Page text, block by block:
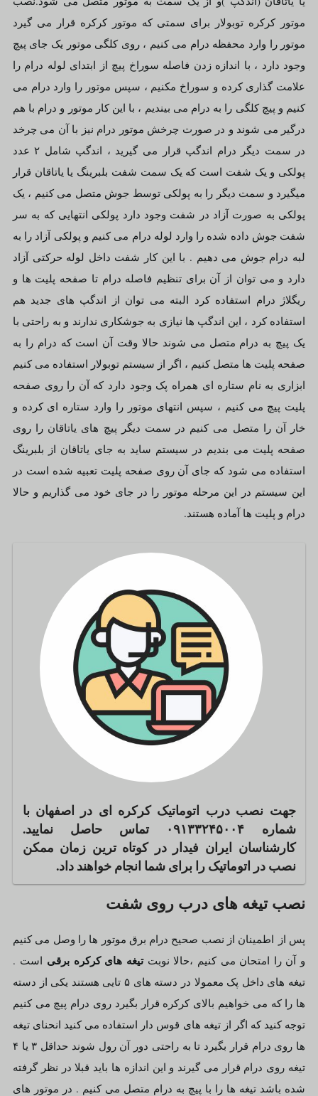
موتور کرکره توبولار برای سمتی که موتور کرکره قرار می گیرد
موتور را وارد محفظه درام می کنیم ، روی کلگی موتور یک جای پیچ
وجود دارد ، با اندازه زدن فاصله سوراخ پیچ از ابتدای لوله درام را
علامت گذاری کرده و سوراخ مکنیم ، سپس موتور را وارد درام می
کنیم و پیچ کلگی را به درام می بیندیم ، با این کار موتور و درام با هم
درگیر می شوند و در صورت چرخش موتور درام نیز با آن می چرخد
در سمت دیگر درام اندگپ قرار می گیرید ، اندگپ شامل ۲ عدد
پولکی و یک شفت است که یک سمت شفت بلبرینگ یا یاتاقان قرار
میگیرد و سمت دیگر را به پولکی توسط جوش متصل می کنیم ، یک
پولکی به صورت آزاد در شفت وجود دارد پولکی انتهایی که به سر
شفت جوش داده شده را وارد لوله درام می کنیم و پولکی آزاد را به
لبه درام جوش می دهیم . با این کار شفت داخل لوله حرکتی آزاد
دارد و می توان از آن برای تنظیم فاصله درام تا صفحه پلیت ها و
ریگلاژ درام استفاده کرد البته می توان از اندگپ های جدید هم
استفاده کرد ، این اندگپ ها نیازی به جوشکاری ندارند و به راحتی با
یک پیچ به درام متصل می شوند حالا وقت آن است که درام را به
صفحه پلیت ها متصل کنیم ، اگر از سیستم توبولار استفاده می کنیم
ابزاری به نام ستاره ای همراه پک وجود دارد که آن را روی صفحه
پلیت پیچ می کنیم ، سپس انتهای موتور را وارد ستاره ای کرده و
خار آن را متصل می کنیم در سمت دیگر پیچ های یاتاقان را روی
صفحه پلیت می بندیم در سیستم ساید به جای یاتاقان از بلبرینگ
استفاده می شود که جای آن روی صفحه پلیت تعبیه شده است در
این سیستم در این مرحله موتور را در جای خود می گذاریم و حالا
درام و پلیت ها آماده هستند.
جهت نصب درب اتوماتیک کرکره ای در اصفهان با
شماره ۰۹۱۳۳۲۴۵۰۰۴ تماس حاصل نمایید.
کارشناسان ایران فیدار در کوتاه ترین زمان ممکن
نصب در اتوماتیک را برای شما انجام خواهند داد.
نصب تیغه های درب روی شفت
پس از اطمینان از نصب صحیح درام برق موتور ها را وصل می کنیم
و آن را امتحان می کنیم ،حالا نوبتتیغه های کرکره برقی است .
تیغه های داخل پک معمولا در دسته های ۵ تایی هستند یکی از دسته
ها را که می خواهیم بالای کرکره قرار بگیرد روی درام پیچ می کنیم
توجه کنید که اگر از تیغه های قوس دار استفاده می کنید انحنای تیغه
ها روی درام قرار بگیرد تا به راحتی دور آن رول شوند حداقل ۳ یا ۴
تیغه روی درام قرار می گیرند و این اندازه ها باید قبلا در نظر گرفته
شده باشد تیغه ها را با پیچ به درام متصل می کنیم . در موتور های